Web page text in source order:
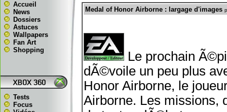
Accueil
News
Dossiers
Astuces
Wallpapers
Fan Art
Shopping
Tests
Focus
Medal of Honor Airborne : largage d'images
Le prochain
dÃ©voile un peu plus
Honor Airborne, le
Airborne. Les missions,